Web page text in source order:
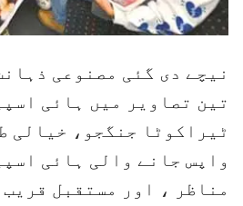
نیچے دی گئی مصنوعی
تین تصاویر میں ہائی
ٹیراکوٹا جنگجو، خیالی
واپس جانے والی ہائی
مناظر ، اور مستقبل قریب